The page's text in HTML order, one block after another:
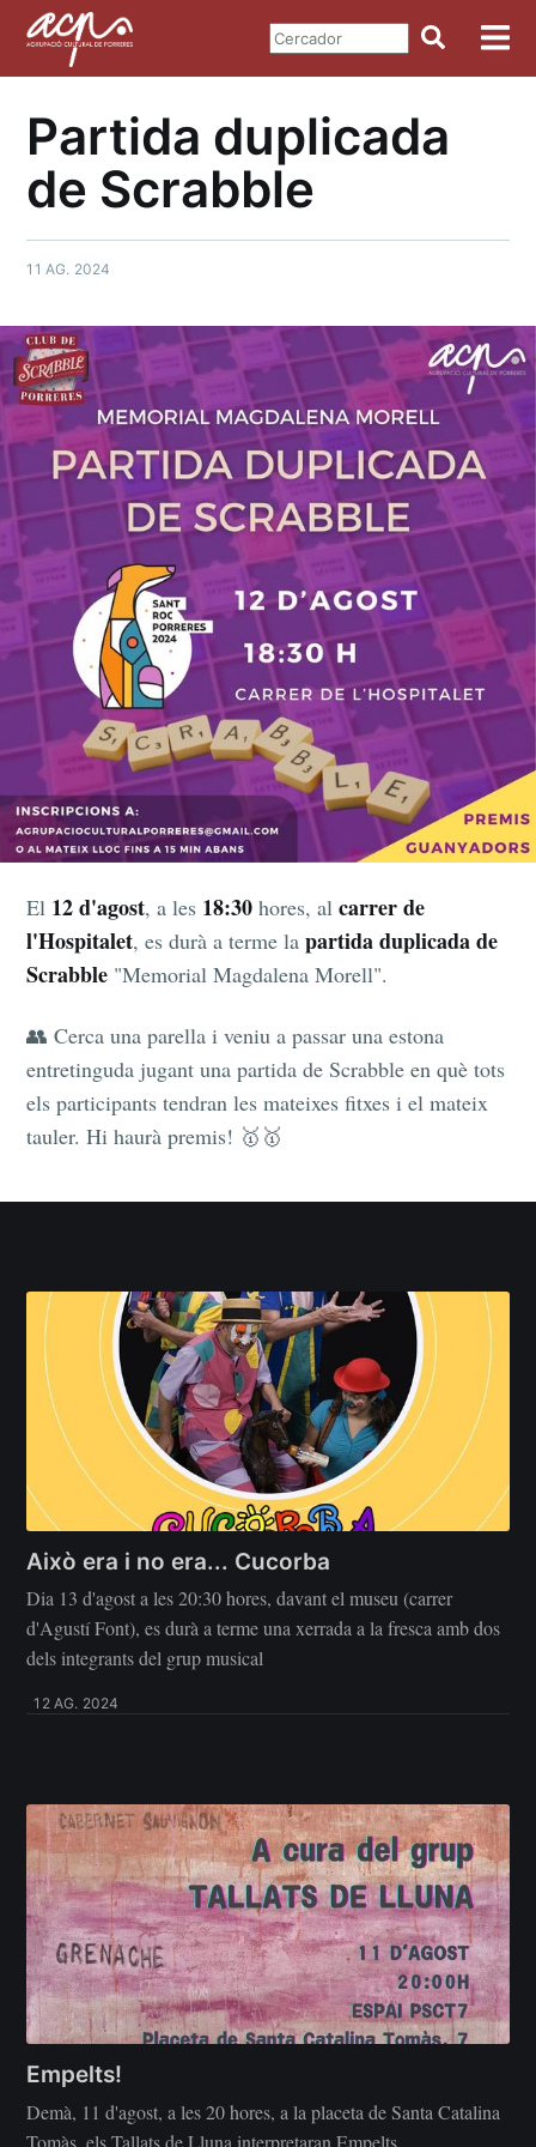
Partida duplicada
de Scrabble
11 AG. 2024
El 12 d'agost, a les 18:30 hores, alcarrer de
l'Hospitalet, es durà a terme lapartida duplicada de
Scrabble "Memorial Magdalena Morell".
👥 Cerca una parella i veniu a passar una estona
entretinguda jugant una partida de Scrabble en què tots
els participants tendran les mateixes fitxes i el mateix
tauler. Hi haurà premis! 🥇🥇
Això era i no era... Cucorba
Dia 13 d'agost a les 20:30 hores, davant el museu (carrer
d'Agustí Font), es durà a terme una xerrada a la fresca amb dos
dels integrants del grup musical
12 AG. 2024
Empelts!
Demà, 11 d'agost, a les 20 hores, a la placeta de Santa Catalina
Tomàs, els Tallats de Lluna interpretaran Empelts.